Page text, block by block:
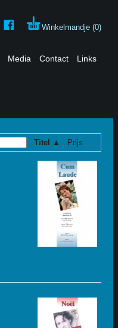
Winkelmandje (0)
Media Contact Links
Titel ▲ Prijs